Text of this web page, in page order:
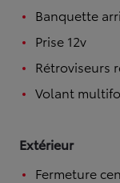
Banquette
Prise 12v
Rétroviseurs
Volant
Extérieur
Fermeture